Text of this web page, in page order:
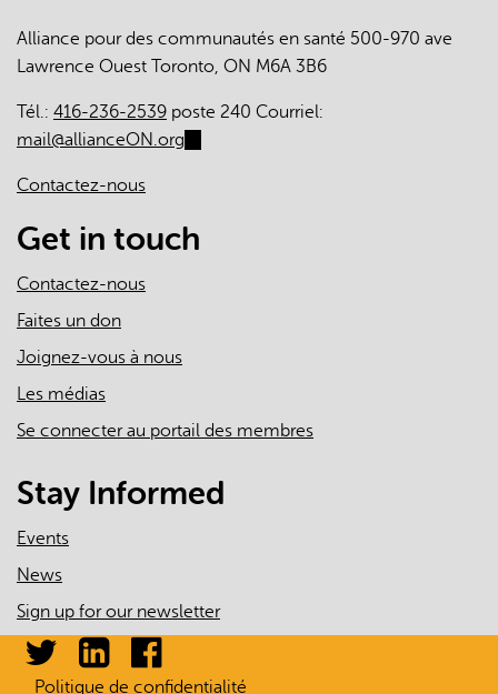
Alliance pour des communautés en santé 500-970 ave
Lawrence Ouest Toronto, ON M6A 3B6
Tél.: 416-236-2539 poste 240 Courriel:
mail@allianceON.org
mail)
Contactez-nous
Get in touch
Contactez-nous
Faites un don
Joignez-vous à nous
Les médias
Se connecter au portail des membres
Stay Informed
Events
News
Sign up for our newsletter
Politique de confidentialité